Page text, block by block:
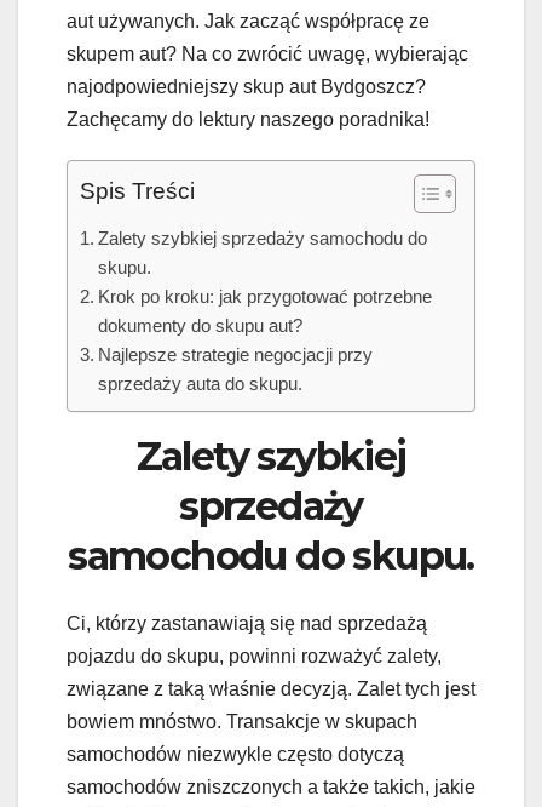
aut używanych. Jak zacząć współpracę ze
skupem aut? Na co zwrócić uwagę, wybierając
najodpowiedniejszy skup aut Bydgoszcz?
Zachęcamy do lektury naszego poradnika!
Spis Treści
Zalety szybkiej sprzedaży samochodu do
skupu.
Krok po kroku: jak przygotować potrzebne
dokumenty do skupu aut?
Najlepsze strategie negocjacji przy
sprzedaży auta do skupu.
Zalety szybkiej
sprzedaży
samochodu do skupu.
Ci, którzy zastanawiają się nad sprzedażą
pojazdu do skupu, powinni rozważyć zalety,
związane z taką właśnie decyzją. Zalet tych jest
bowiem mnóstwo. Transakcje w skupach
samochodów niezwykle często dotyczą
samochodów zniszczonych a także takich, jakie